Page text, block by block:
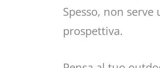
Spesso, non
prospettiva.